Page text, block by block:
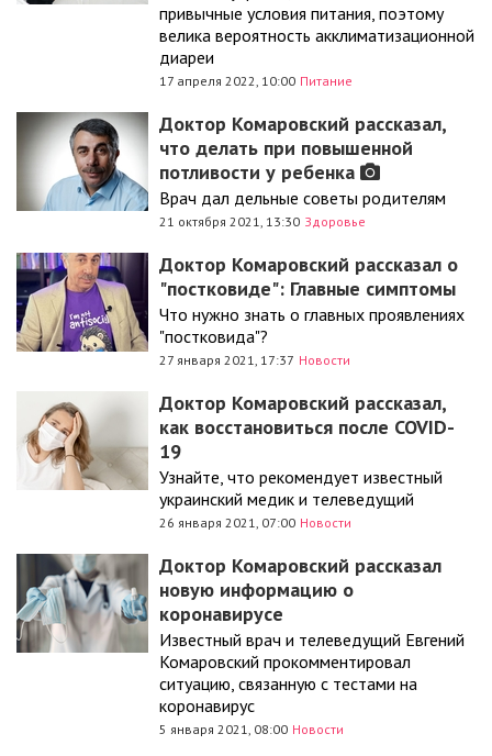
привычные условия питания, поэтому
велика вероятность акклиматизационной
диареи
17 апреля 2022, 10:00 Питание
Доктор Комаровский рассказал,
что делать при повышенной
потливости у ребенка
Врач дал дельные советы родителям
21 октября 2021, 13:30 Здоровье
Доктор Комаровский рассказал о
"постковиде": Главные симптомы
Что нужно знать о главных проявлениях
"постковида"?
27 января 2021, 17:37 Новости
Доктор Комаровский рассказал,
как восстановиться после COVID-
19
Узнайте, что рекомендует известный
украинский медик и телеведущий
26 января 2021, 07:00 Новости
Доктор Комаровский рассказал
новую информацию о
коронавирусе
Известный врач и телеведущий Евгений
Комаровский прокомментировал
ситуацию, связанную с тестами на
коронавирус
5 января 2021, 08:00 Новости